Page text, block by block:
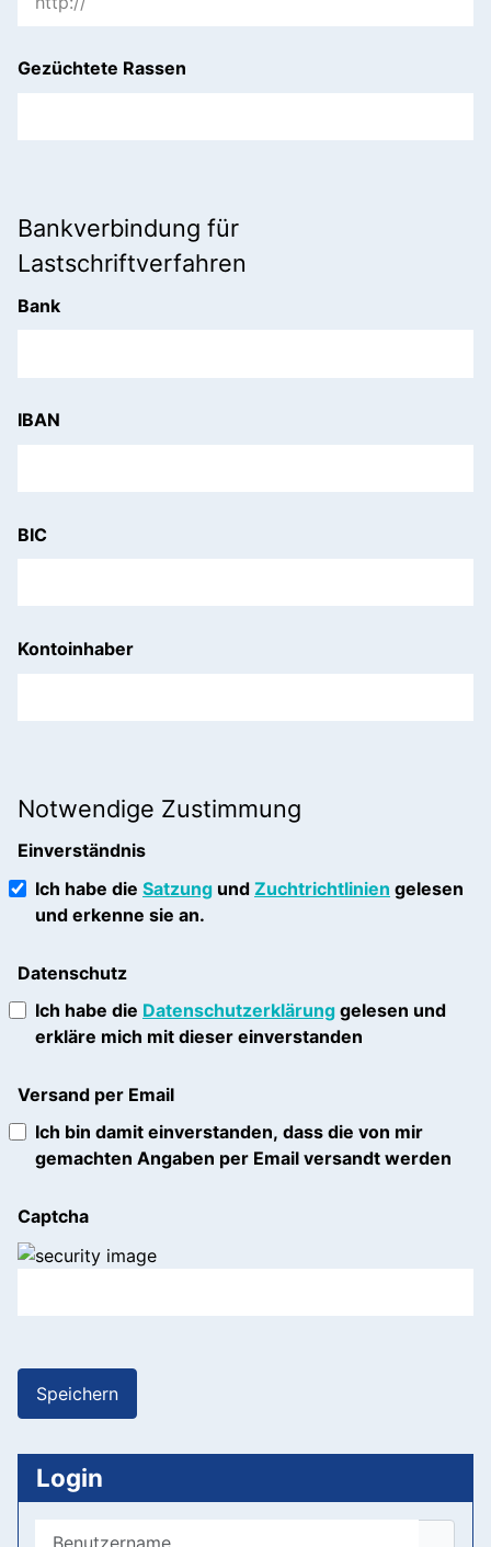
Gezüchtete Rassen
Bankverbindung für
Lastschriftverfahren
Bank
IBAN
BIC
Kontoinhaber
Notwendige Zustimmung
Einverständnis
Ich habe die Satzung und Zuchtrichtlinien gelesen
und erkenne sie an.
Datenschutz
Ich habe die Datenschutzerklärung gelesen und
erkläre mich mit dieser einverstanden
Versand per Email
Ich bin damit einverstanden, dass die von mir
gemachten Angaben per Email versandt werden
Captcha
Speichern
Login
Benutzername